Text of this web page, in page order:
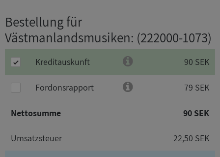
Bestellung für
Västmanlandsmusiken: (222000-1073)
Kreditauskunft 90 SEK
Fordonsrapport 79 SEK
Nettosumme 90 SEK
Umsatzsteuer 22,50 SEK